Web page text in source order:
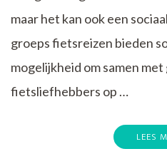
maar het kan ook een
groeps fietsreizen bieden
mogelijkheid om samen
fietsliefhebbers op …
LEES